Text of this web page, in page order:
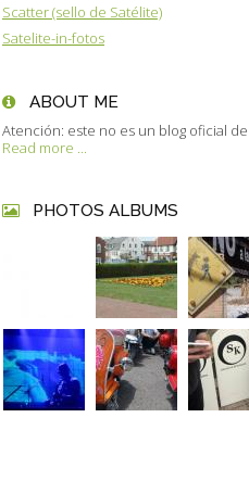
Scatter (sello de Satélite)
Satelite-in-fotos
ABOUT ME
Atención: este no es un blog oficial
Read more ...
PHOTOS ALBUMS